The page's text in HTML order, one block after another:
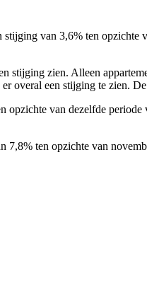
van 3,6% ten
stijging zien. Alleen
overal een stijging te zien.
opzichte van dezelfde
7,8% ten opzichte van